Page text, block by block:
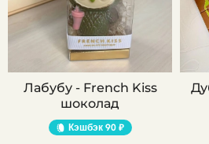
Лабубу - French Kiss
шоколад
Кэшбэк90 ₽